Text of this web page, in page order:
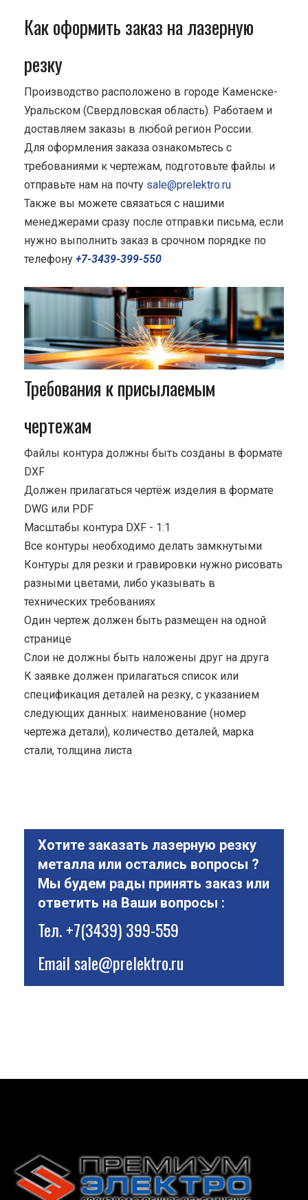
Как оформить заказ на лазерную
резку
Производство расположено в городе Каменске-
Уральском (Свердловская область). Работаем и
доставляем заказы в любой регион России.
Для оформления заказа ознакомьтесь с
требованиями к чертежам, подготовьте файлы и
отправьте нам на почту sale@prelektro.ru
Также вы можете связаться с нашими
менеджерами сразу после отправки письма, если
нужно выполнить заказ в срочном порядке по
телефону +7-3439-399-550
Требования к присылаемым
чертежам
Файлы контура должны быть созданы в формате
DXF
Должен прилагаться чертёж изделия в формате
DWG или PDF
Масштабы контура DXF - 1:1
Все контуры необходимо делать замкнутыми
Контуры для резки и гравировки нужно рисовать
разными цветами, либо указывать в
технических требованиях
Один чертеж должен быть размещен на одной
странице
Cлои не должны быть наложены друг на друга
К заявке должен прилагаться список или
спецификация деталей на резку, с указанием
следующих данных: наименование (номер
чертежа детали), количество деталей, марка
стали, толщина листа
Хотите заказать лазерную резку
металла или остались вопросы ?
Мы будем рады принять заказ или
ответить на Ваши вопросы :
Тел.+7(3439) 399-559
Emailsale@prelektro.ru